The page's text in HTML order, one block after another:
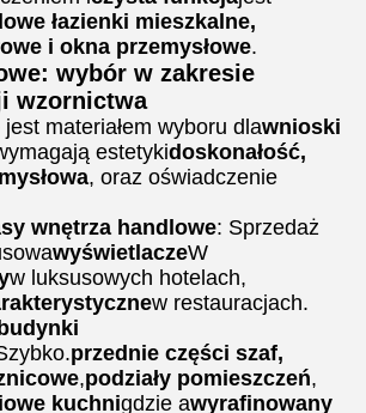
łazienki mieszkalne,
i okna przemysłowe.
wybór w zakresie
wzornictwa
jest materiałem wyboru dlawnioski
estetykidoskonałość,
, oraz oświadczenie
wnętrza handlowe: Sprzedaż
wyświetlaczeW
w luksusowych hotelach,
w restauracjach.
przednie części szaf,
,podziały pomieszczeń,
kuchnigdzie awyrafinowany